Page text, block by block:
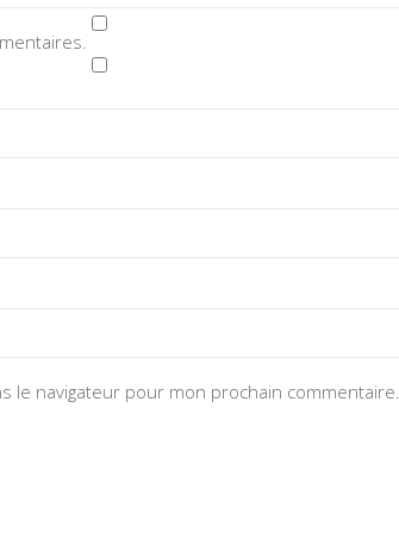
le navigateur pour mon prochain commentaire.